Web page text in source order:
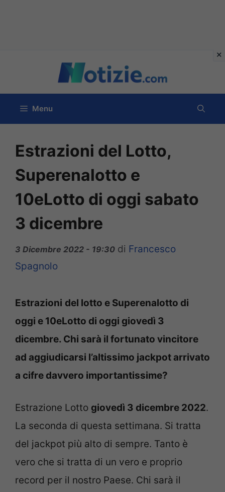
contenuto
Menu
Estrazioni del Lotto,
Superenalotto e
10eLotto di oggi sabato
3 dicembre
3 Dicembre 2022 - 19:30 di Francesco
Spagnolo
Estrazioni del lotto e Superenalotto di
oggi e 10eLotto di oggi giovedì 3
dicembre. Chi sarà il fortunato vincitore
ad aggiudicarsi l’altissimo jackpot arrivato
a cifre davvero importantissime?
Estrazione Lotto giovedì 3 dicembre 2022.
La seconda di questa settimana. Si tratta
del jackpot più alto di sempre. Tanto è
vero che si tratta di un vero e proprio
record per il nostro Paese. Chi sarà il